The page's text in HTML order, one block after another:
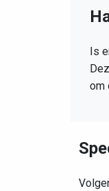
Is
om